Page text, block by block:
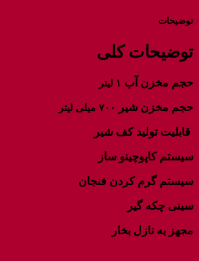
توضیحات
توضیحات کلی
حجم مخزن آب ۱ لیتر
حجم مخزن شیر ۷۰۰ میلی لیتر
قابلیت تولید کف شیر
سیستم کاپوچینو ساز
سیستم گرم کردن فنجان
سینی چکه گیر
مجهز به نازل بخار